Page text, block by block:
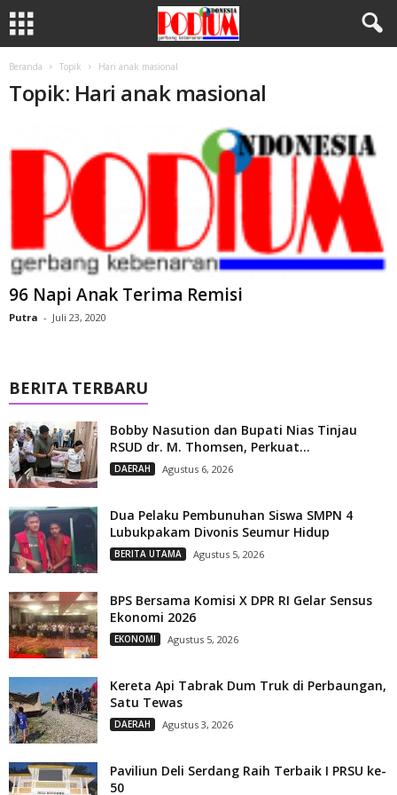
Beranda Topik Hari anak masional
Topik: Hari anak masional
96 Napi Anak Terima Remisi
Putra - Juli 23, 2020
BERITA TERBARU
Bobby Nasution dan Bupati Nias Tinjau
RSUD dr. M. Thomsen, Perkuat...
DAERAH Agustus 6, 2026
Dua Pelaku Pembunuhan Siswa SMPN 4
Lubukpakam Divonis Seumur Hidup
BERITA UTAMA Agustus 5, 2026
BPS Bersama Komisi X DPR RI Gelar Sensus
Ekonomi 2026
EKONOMI Agustus 5, 2026
Kereta Api Tabrak Dum Truk di Perbaungan,
Satu Tewas
DAERAH Agustus 3, 2026
Paviliun Deli Serdang Raih Terbaik I PRSU ke-
50